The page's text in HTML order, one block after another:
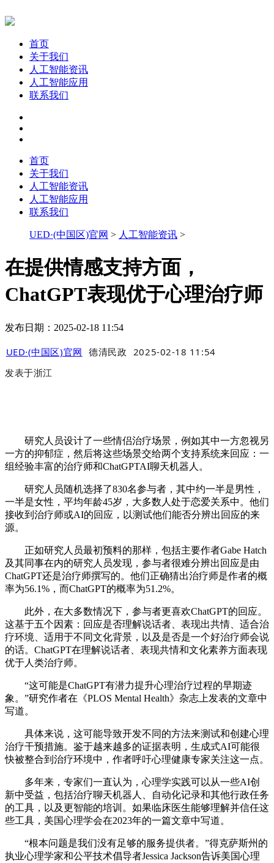
首页
关于我们
人工智能资讯
人工智能应用
联系我们
首页
关于我们
人工智能资讯
人工智能应用
联系我们
UED·(中国区)官网 > 人工智能资讯 >
在提供情感支持方面，
ChatGPT表现优于心理治疗师
发布日期：2025-02-18 11:54
UED·(中国区)官网 德清民政 2025-02-18 11:54
发表于浙江
研究人员设计了一些情侣治疗场景，例如其中一方忽视另
一方的抑郁症，然后将这些场景交给两个支持系统来回应：一
组经验丰富的治疗师和ChatGPTAI聊天机器人。
研究人员随机选择了830名参与者，其中约一半是男性，
一半是女性，平均年龄45岁，大多数人处于恋爱关系中。他们
接收到治疗师或AI的回应，以测试他们能否分辨出回应的来
源。
正如研究人员最初预料的那样，包括主要作者Gabe Hatch
及其同事在内的研究人员发现，参与者很难分辨出回应是由
ChatGPT还是治疗师撰写的。他们正确猜出治疗师是作者的概
率为56.1%，而ChatGPT的概率为51.2%。
此外，在大多数情况下，参与者更喜欢ChatGPT的回应。
这基于五个因素：回应是否理解说话者、表现出共情、适合治
疗环境、适用于不同文化背景，以及是否是一个好治疗师会说
的话。ChatGPT在理解说话者、表现共情和文化素养方面表现
优于人类治疗师。
“这可能是ChatGPT有潜力提升心理治疗过程的早期迹
象。”研究作者在《PLOS Mental Health》杂志上发表的文章中
写道。
具体来说，这可能导致开发不同的方法来测试和创建心理
治疗干预措施。鉴于越来越多的证据表明，生成式AI可能很
快被整合到治疗环境中，作者呼吁心理健康专家关注这一点。
多年来，专家们一直认为，心理学实践可以从一些AI创
新中受益，包括治疗聊天机器人、自动化记录和其他行政任务
的工具，以及更智能的培训。如果临床医生能够理解并信任这
些工具，美国心理学会在2023年的一篇文章中写道。
“根本问题是我们没有足够的服务提供者。”得克萨斯州的
执业心理学家和公平技术倡导者Jessica Jackson告诉美国心理